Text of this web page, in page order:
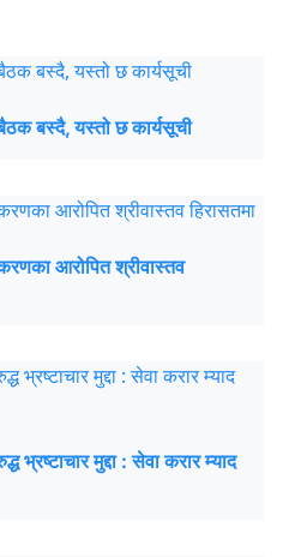
बस्दै, यस्तो छ कार्यसूची
आरोपित श्रीवास्तव
भ्रष्टाचार मुद्दा : सेवा करार म्याद